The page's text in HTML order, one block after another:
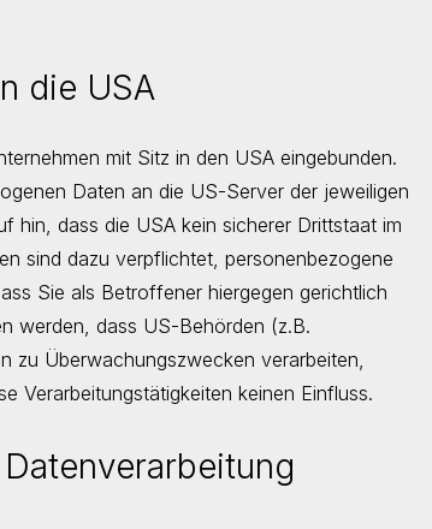
die USA
mit Sitz in den USA eingebunden.
Daten an die US-Server der jeweiligen
hin, dass die USA kein sicherer Drittstaat im
sind dazu verpflichtet, personenbezogene
Sie als Betroffener hiergegen gerichtlich
werden, dass US-Behörden (z.B.
zu Überwachungszwecken verarbeiten,
Verarbeitungstätigkeiten keinen Einfluss.